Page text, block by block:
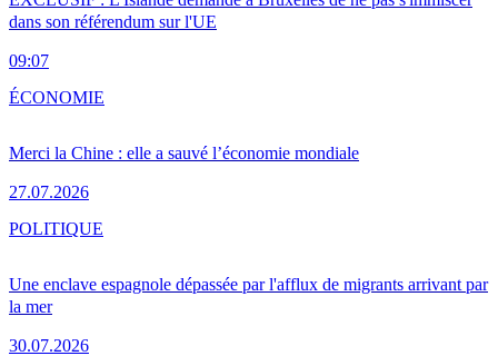
dans son référendum sur l'UE
09:07
Merci la Chine : elle a sauvé l’économie mondiale
27.07.2026
ÉCONOMIE
Une enclave espagnole dépassée par l'afflux de migrants arrivant par
la mer
30.07.2026
POLITIQUE